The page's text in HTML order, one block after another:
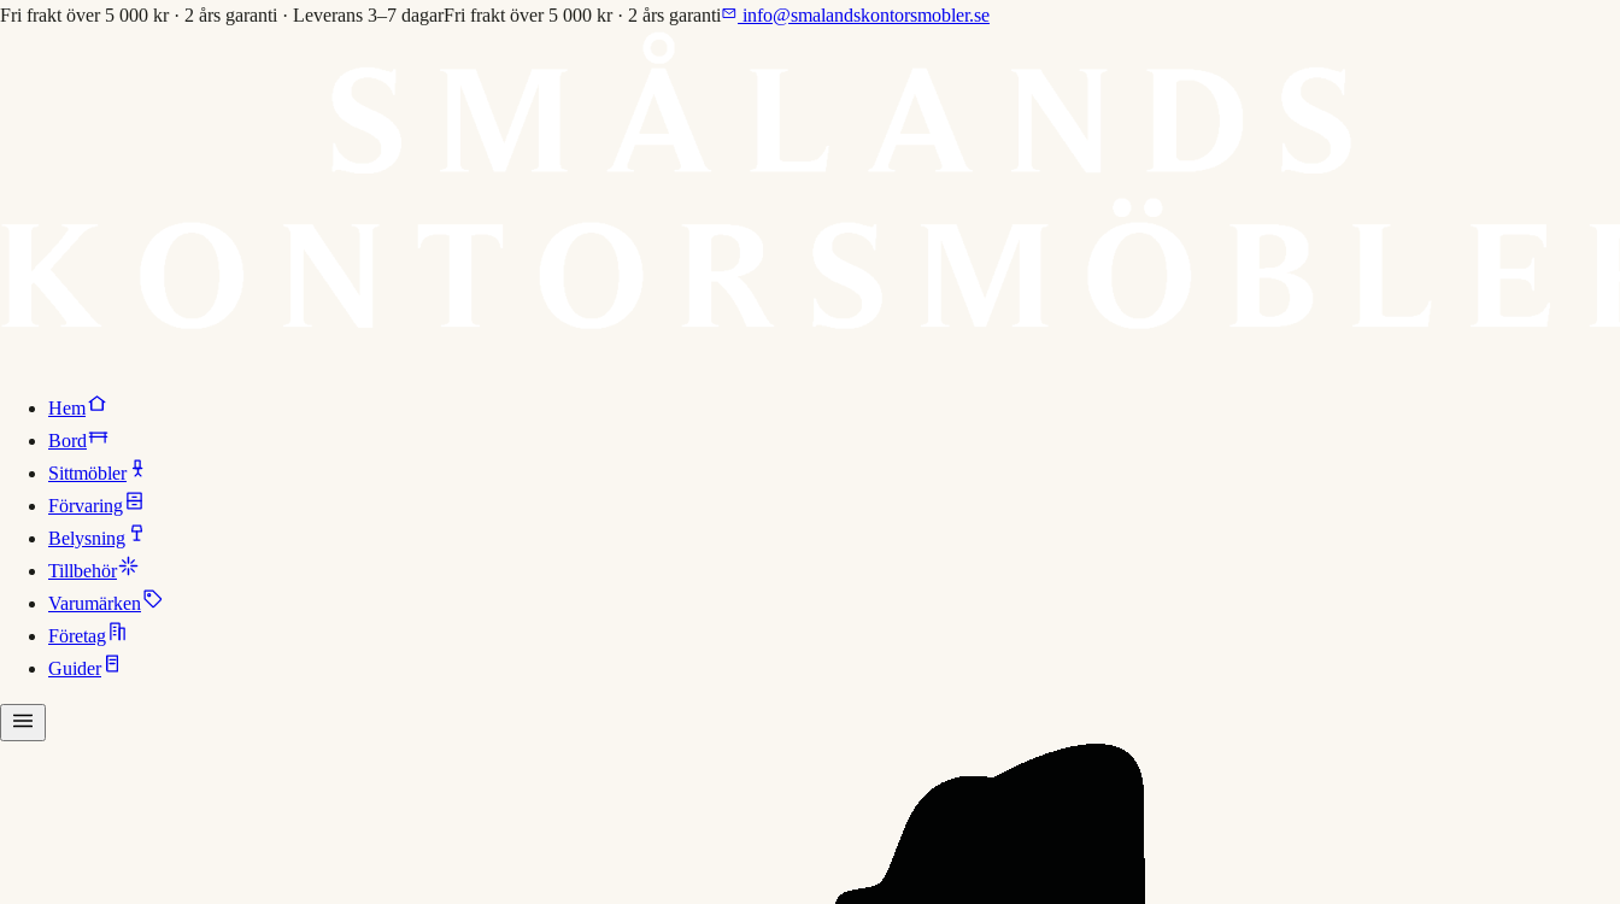
Fri frakt över 5 000 kr · 2 års garanti · Leverans 3–7 dagarFri frakt över 5 000 kr · 2 års garanti info@smalandskontorsmobler.se
Hem
Bord
Sittmöbler
Förvaring
Belysning
Tillbehör
Varumärken
Företag
Guider